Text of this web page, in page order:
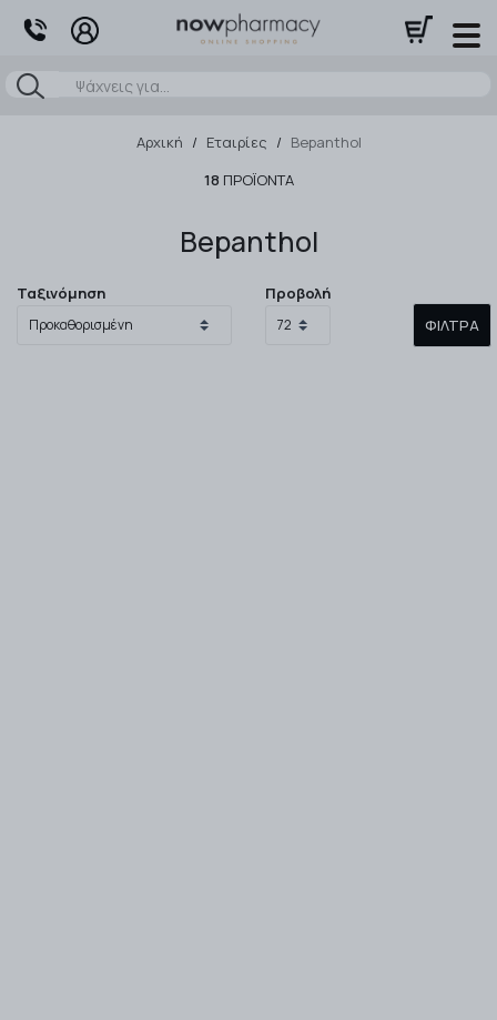
Αναζήτηση
Αρχική / Εταιρίες / Bepanthol
18 ΠΡΟΪΌΝΤΑ
Bepanthol
Ταξινόμηση
Προβολή
ΦΊΛΤΡΑ